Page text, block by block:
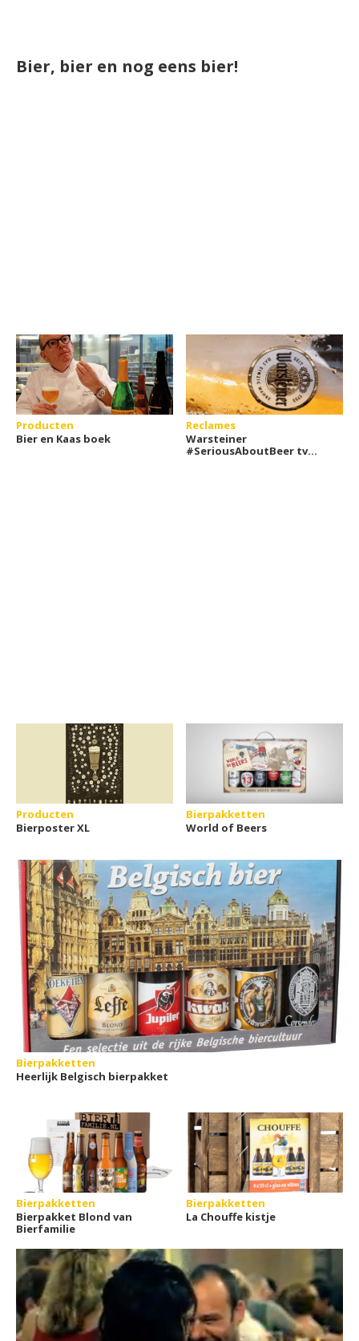
Bier, bier en nog eens bier!
Producten
Bier en Kaas boek
Reclames
Warsteiner
#SeriousAboutBeer tv
Producten
Bierposter XL
Bierpakketten
World of Beers
Bierpakketten
Heerlijk Belgisch bierpakket
Bierpakketten
Bierpakket Blond van
Bierfamilie
Bierpakketten
La Chouffe kistje